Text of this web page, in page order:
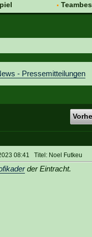
- Pressemitteilungen
08:41 Titel: Noel Futkeu
der Eintracht.